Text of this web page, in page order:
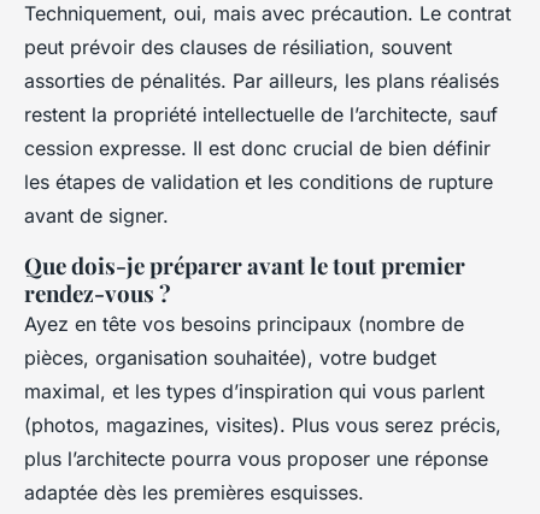
Techniquement, oui, mais avec précaution. Le contrat
peut prévoir des clauses de résiliation, souvent
assorties de pénalités. Par ailleurs, les plans réalisés
restent la propriété intellectuelle de l’architecte, sauf
cession expresse. Il est donc crucial de bien définir
les étapes de validation et les conditions de rupture
avant de signer.
Que dois-je préparer avant le tout premier
rendez-vous ?
Ayez en tête vos besoins principaux (nombre de
pièces, organisation souhaitée), votre budget
maximal, et les types d’inspiration qui vous parlent
(photos, magazines, visites). Plus vous serez précis,
plus l’architecte pourra vous proposer une réponse
adaptée dès les premières esquisses.